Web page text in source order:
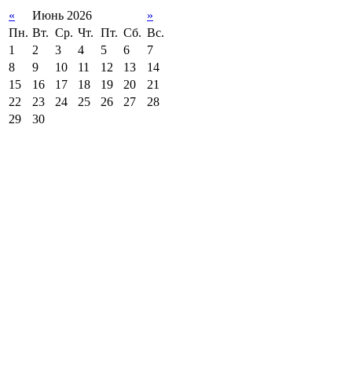
« Июнь 2026
»
Пн. Вт. Ср. Чт. Пт. Сб. Вс.
1
2 3 4 5 6
7
8
9 10 11 12 13
14
15
16 17 18 19 20
21
22
23 24 25 26 27
28
29
30